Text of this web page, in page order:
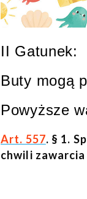
II Gatunek:
Buty mogą
Powyższe
Art. 557. § 1.
chwili zawarcia